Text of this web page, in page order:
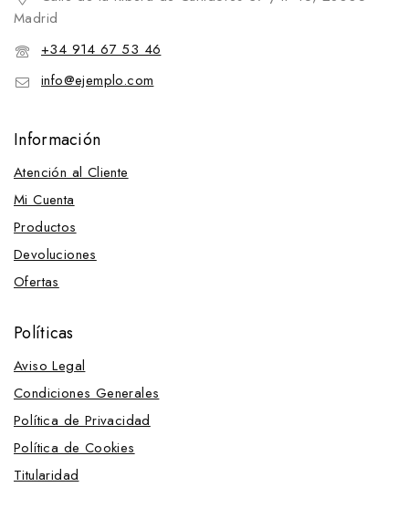
Enganches
Correas
Tacos
Fundas, Bolsas y Asientos para sillas
Asientos para silla
Bolsas para silla
Fundas para silla
Gomas, Lazos y Cintas
Gruperas
Mantas
Mantillas
Fundas para pechopetral
Madrid
+34 914 67 53 46
info@ejemplo.com
Información
Atención al Cliente
Mi Cuenta
Productos
Devoluciones
Ofertas
Políticas
Aviso Legal
Condiciones Generales
Política de Privacidad
Política de Cookies
Titularidad